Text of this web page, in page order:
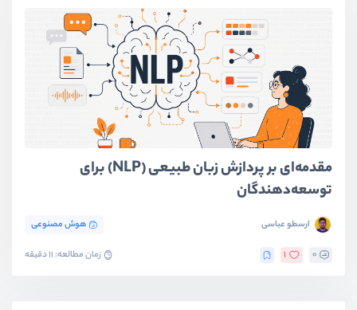
مقدمه‌ای بر پردازش زبان طبیعی (NLP) برای
توسعه‌دهندگان
ارسطو عباسی هوش مصنوعی
0
1 زمان مطالعه: 11 دقیقه